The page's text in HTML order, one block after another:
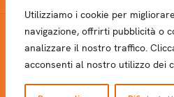
Utilizziamo i cookie per
navigazione, offrirti pubblicità o
analizzare il nostro traffico.
acconsenti al nostro utilizzo dei
NEWSLETTER